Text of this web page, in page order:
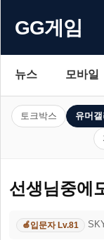
GG게임
뉴스 모바일
토크박스 유머갤
선생님중에
🍏입문자 Lv.81